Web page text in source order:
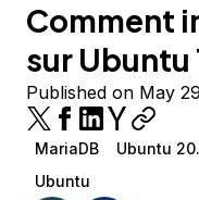
Comment
sur Ubuntu
Published on May
MariaDB Ubuntu
Ubuntu